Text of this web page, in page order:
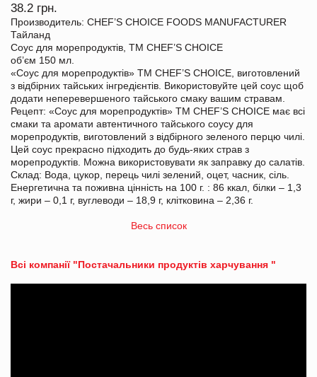
38.2 грн.
Производитель: CHEF’S CHOICE FOODS MANUFACTURER
Тайланд
Соус для морепродуктів, TM CHEF’S CHOICE
об’єм 150 мл.
«Соус для морепродуктів» TM CHEF’S CHOICE, виготовлений
з відбірних тайських інгредієнтів. Використовуйте цей соус щоб
додати неперевершеного тайського смаку вашим стравам.
Рецепт: «Соус для морепродуктів» TM CHEF’S CHOICE має всі
смаки та аромати автентичного тайського соусу для
морепродуктів, виготовлений з відбірного зеленого перцю чилі.
Цей соус прекрасно підходить до будь-яких страв з
морепродуктів. Можна використовувати як заправку до салатів.
Склад: Вода, цукор, перець чилі зелений, оцет, часник, сіль.
Енергетична та поживна цінність на 100 г. : 86 ккал, білки – 1,3
г, жири – 0,1 г, вуглеводи – 18,9 г, клітковина – 2,36 г.
Весь список
Всі компанії "Постачальники продуктів харчування "